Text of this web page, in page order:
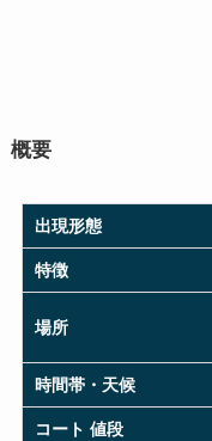
概要
出現形態
特徴
場所
時間帯・天候
コート 値段